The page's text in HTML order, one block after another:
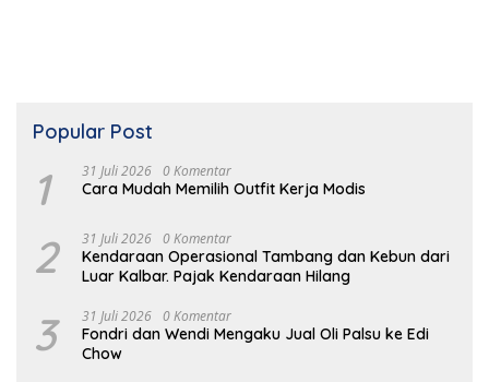
Popular Post
1 31 Juli 2026 0 Komentar
Cara Mudah Memilih Outfit Kerja Modis
2 31 Juli 2026 0 Komentar
Kendaraan Operasional Tambang dan Kebun dari
Luar Kalbar. Pajak Kendaraan Hilang
3 31 Juli 2026 0 Komentar
Fondri dan Wendi Mengaku Jual Oli Palsu ke Edi
Chow